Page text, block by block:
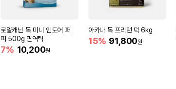
로얄캐닌 독 미니 인도어 퍼
피 500g 면역력
7% 10,200원
아카나 독 프리런 덕 6kg
15% 91,800원